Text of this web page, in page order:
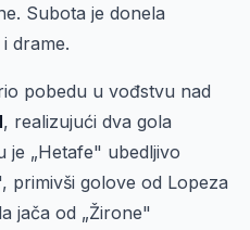
Subota je donela
drame.
pobedu u vođstvu nad
, realizujući dva gola
je „Hetafe" ubedljivo
primivši golove od Lopeza
jača od „Žirone"